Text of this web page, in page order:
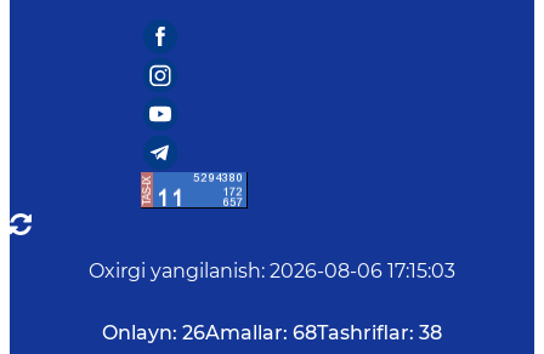
Oxirgi yangilanish: 2026-08-06 17:15:03
Onlayn: 26Amallar: 68Tashriflar: 38